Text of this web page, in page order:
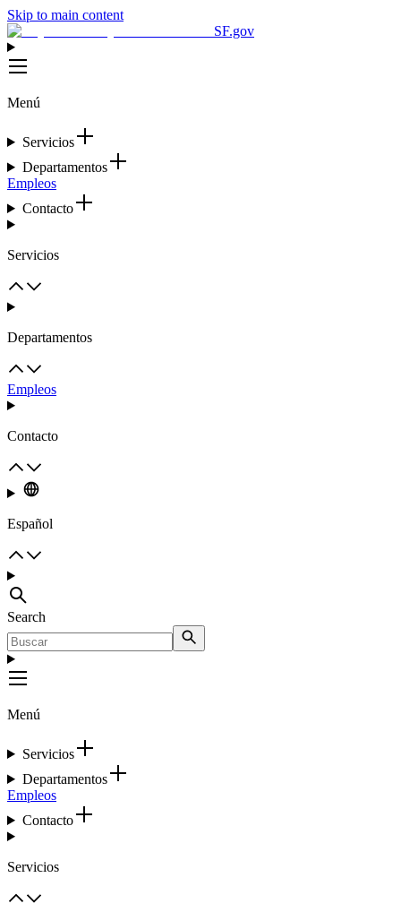
Skip to main content
SF.gov
Menú
Servicios
Departamentos
Empleos
Contacto
Servicios
Departamentos
Empleos
Contacto
Español
Search
Menú
Servicios
Departamentos
Empleos
Contacto
Servicios